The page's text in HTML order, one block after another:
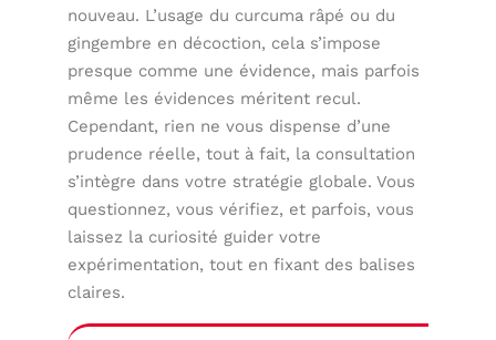
nouveau. L’usage du curcuma râpé ou du
gingembre en décoction, cela s’impose
presque comme une évidence, mais parfois
même les évidences méritent recul.
Cependant, rien ne vous dispense d’une
prudence réelle, tout à fait, la consultation
s’intègre dans votre stratégie globale. Vous
questionnez, vous vérifiez, et parfois, vous
laissez la curiosité guider votre
expérimentation, tout en fixant des balises
claires.